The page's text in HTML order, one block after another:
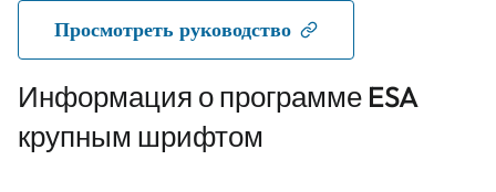
Просмотреть руководство
Информация о программе ESA
крупным шрифтом